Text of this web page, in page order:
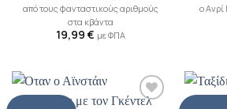
από τους φανταστικούς αριθμούς
στα κβάντα
19,99 € με ΦΠΑ
ο Ανρί